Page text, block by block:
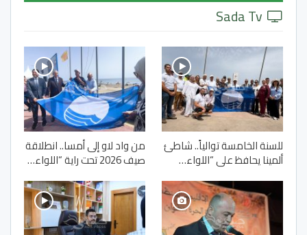
للسنة الخامسة توالياً.. شاطئ
ألمينا يحافظ على “اللواء…
من واد لاو إلى أمسا.. انطلاقة
صيف 2026 تحت راية “اللواء…